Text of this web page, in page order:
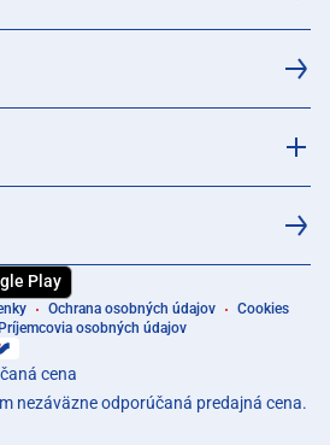
Play
Ochrana osobných údajov
Cookies
Príjemcovia osobných údajov
cena
nezáväzne odporúčaná predajná cena.